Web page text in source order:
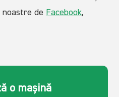
de Facebook,
o mașină